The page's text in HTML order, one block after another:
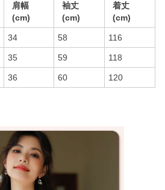
肩幅
(cm)
袖丈
(cm)
着丈
(cm)
34 58 116
35 59 118
36 60 120